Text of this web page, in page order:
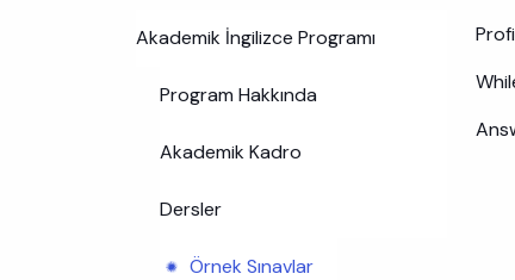
Akademik İngilizce Programı
Program Hakkında
Akademik Kadro
Dersler
Örnek Sınavlar